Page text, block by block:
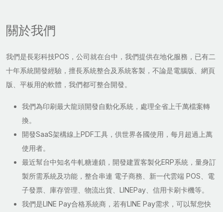
關於我們
我們是長彩科技POS，公司就在台中，我們提供在地化服務，已有二
十年系統開發經驗，擅長系統整合及系統客製，不論是電腦版、網頁
版、平板用的軟體，我們都可整合開發。
我們為印刷最大龍頭開發自動化系統，處理全省上千萬檔案轉
換。
開發SaaS架構線上PDF工具，供世界各國使用，每月超過上萬
使用者。
最近幫台中知名牛軋糖連鎖，開發建置客製化ERP系統，量身訂
製所需系統及功能，整合串連 電子商務、新一代雲端 POS、電
子發票、庫存管理、物流出貨、LINEPay、信用卡刷卡機等。
我們是LINE Pay合格系統商，若有LINE Pay需求，可以幫您快